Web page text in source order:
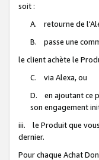
soit :
A. retourne de
B. passe une
le client achète le
C. via Alexa, ou
D. en ajoutant ce
son engagement
iii. le Produit que vous
dernier.
Pour chaque Achat